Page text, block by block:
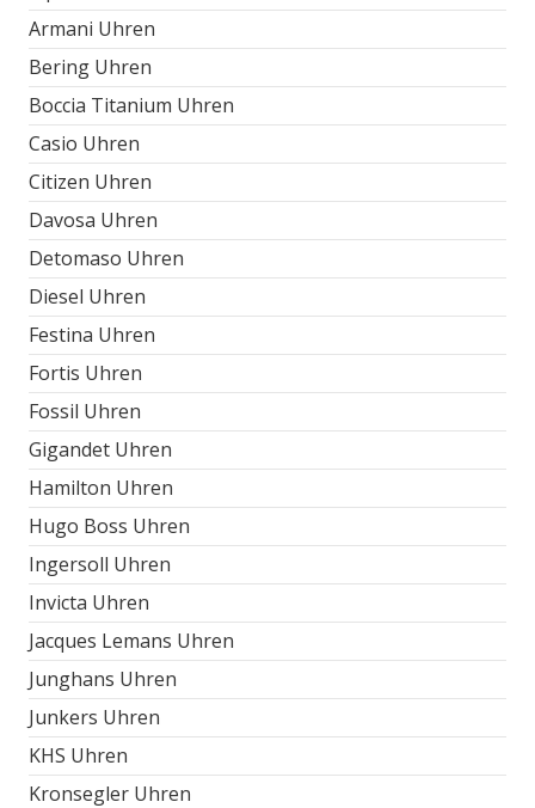
Armani Uhren
Bering Uhren
Boccia Titanium Uhren
Casio Uhren
Citizen Uhren
Davosa Uhren
Detomaso Uhren
Diesel Uhren
Festina Uhren
Fortis Uhren
Fossil Uhren
Gigandet Uhren
Hamilton Uhren
Hugo Boss Uhren
Ingersoll Uhren
Invicta Uhren
Jacques Lemans Uhren
Junghans Uhren
Junkers Uhren
KHS Uhren
Kronsegler Uhren